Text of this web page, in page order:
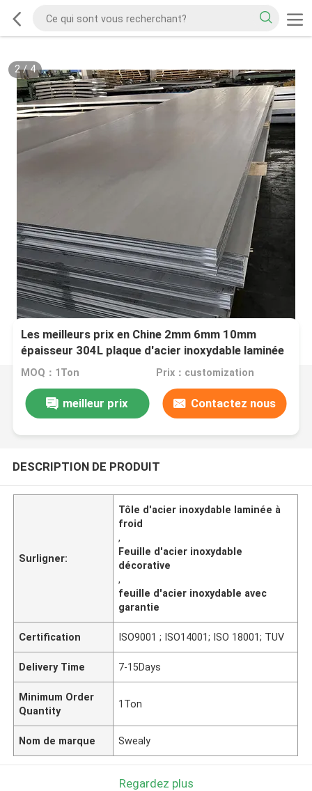
2/4
Les meilleurs prix en Chine 2mm 6mm 10mm
épaisseur 304L plaque d'acier inoxydable laminée
à froid avec taille de coupe de surface 2B
MOQ：1Ton Prix：customization
meilleur prix Contactez nous
DESCRIPTION DE PRODUIT
Surligner:
Tôle d'acier inoxydable laminée à
froid
,
Feuille d'acier inoxydable
décorative
,
feuille d'acier inoxydable avec
garantie
Certification ISO9001 ; ISO14001; ISO 18001; TUV
Delivery Time 7-15Days
Minimum Order
Quantity
1Ton
Nom de marque Swealy
Regardez plus